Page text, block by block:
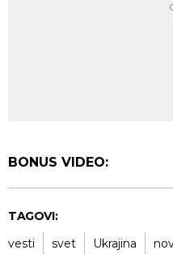
BONUS VIDEO:
TAGOVI:
vesti
svet Ukrajina